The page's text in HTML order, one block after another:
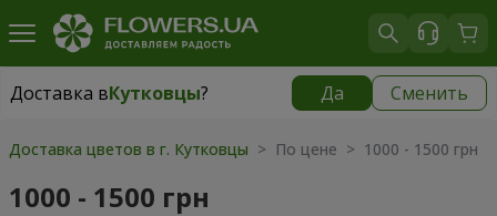
Доставка вКутковцы? Да Сменить
Доставка вКутковцы|
Доставка цветов в г. Кутковцы > По цене > 1000 - 1500 грн
1000 - 1500 грн